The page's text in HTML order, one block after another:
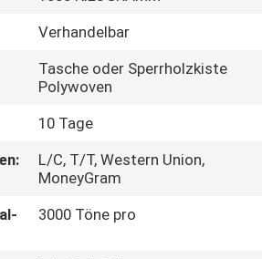
Verhandelbar
Tasche oder Sperrholzkiste
Polywoven
10 Tage
L/C, T/T, Western Union,
MoneyGram
3000 Töne pro